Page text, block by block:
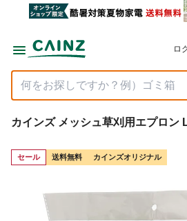
ロ
カインズ メッシュ草刈用エプロン
セール 送料無料 カインズオリジナル